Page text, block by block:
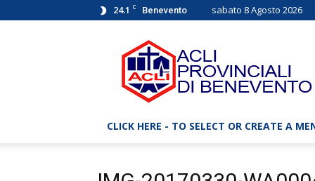
24.1 C Benevento sabato 8 Agosto 2026
ACLI
Benevento
–
Associazioni
Cristiane
Lavoratori
CLICK HERE - TO SELECT OR CREATE A